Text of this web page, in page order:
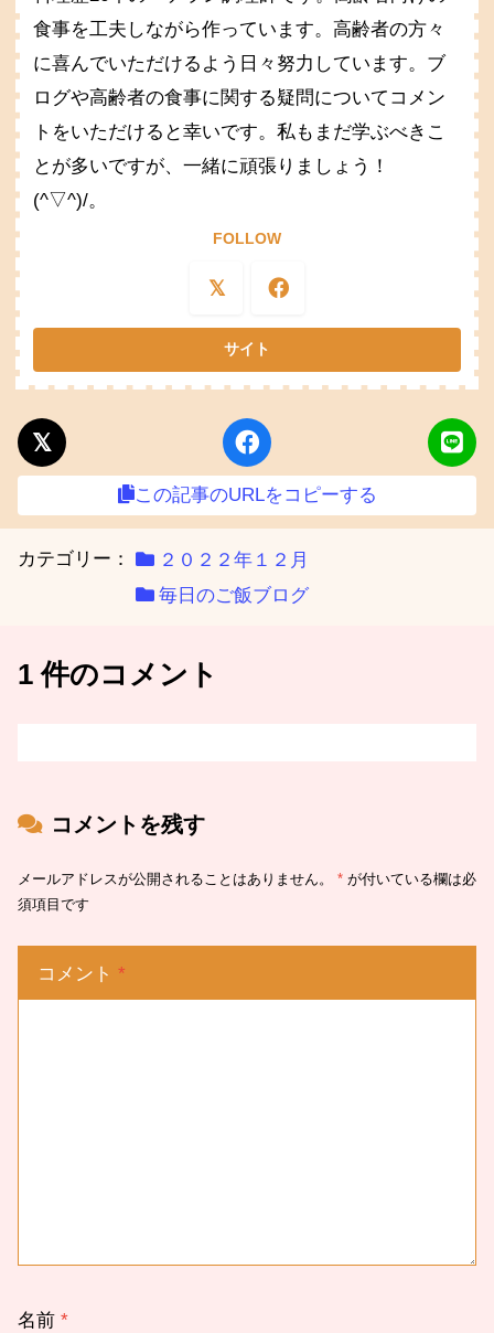
食事を工夫しながら作っています。高齢者の方々
に喜んでいただけるよう日々努力しています。ブ
ログや高齢者の食事に関する疑問についてコメン
トをいただけると幸いです。私もまだ学ぶべきこ
とが多いですが、一緒に頑張りましょう！
(^▽^)/。
FOLLOW
この記事のURLをコピーする
カテゴリー：
２０２２年１２月
毎日のご飯ブログ
1 件のコメント
コメントを残す
メールアドレスが公開されることはありません。 * が付いている欄は必
須項目です
コメント *
名前 *